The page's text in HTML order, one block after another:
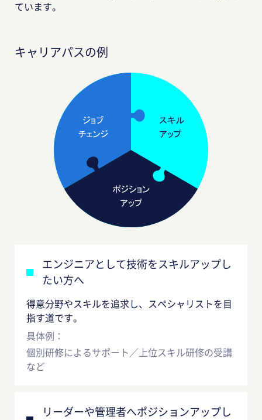
ています。
キャリアパスの例
エンジニアとして技術をスキルアップし
たい方へ
得意分野やスキルを追求し、スペシャリストを目
指す道です。
具体例：
個別研修によるサポート／上位スキル研修の受講
など
リーダーや管理者へポジションアップし